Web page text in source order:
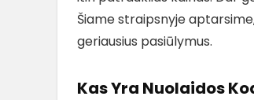
Šiame straipsnyje
geriausius pasiūlymus.
Kas Yra Nuolaidos